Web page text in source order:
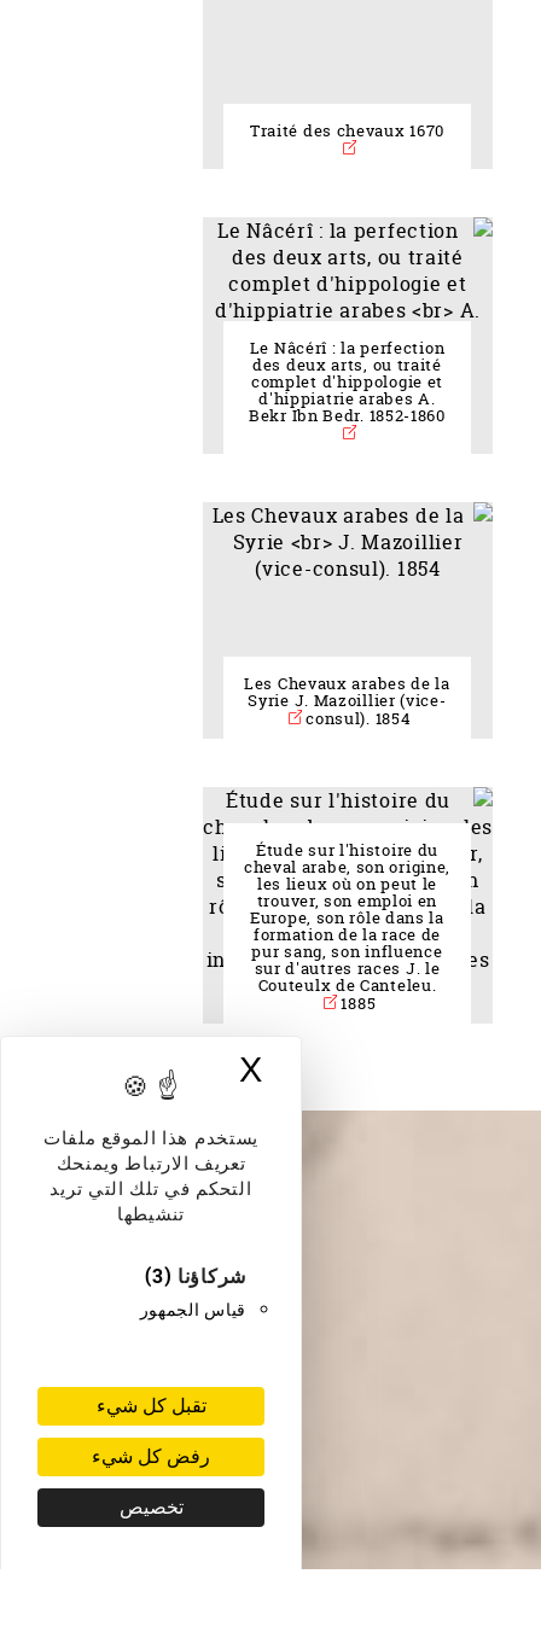
يستخدم هذا الموقع ملفات
تعريف الارتباط ويمنحك
التحكم في تلك التي تريد
تنشيطها
شركاؤنا (3)
قياس الجمهور
تقبل كل شيء
رفض كل شيء
تخصيص
Xإخفاء لافتة
Traité des chevaux 1670
Le Nâcérî : la perfection
des deux arts, ou traité
complet d'hippologie et
d'hippiatrie arabes A.
Bekr Ibn Bedr. 1852-1860
Les Chevaux arabes de la
Syrie J. Mazoillier (vice-
consul). 1854
Étude sur l'histoire du
cheval arabe, son origine,
les lieux où on peut le
trouver, son emploi en
Europe, son rôle dans la
formation de la race de
pur sang, son influence
sur d'autres races J. le
Couteulx de Canteleu.
1885